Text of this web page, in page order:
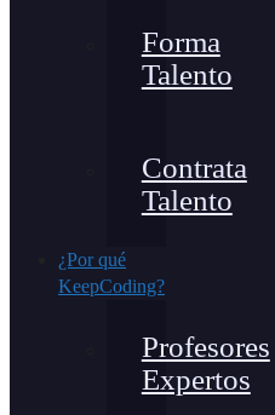
Forma
Talento
Contrata
Talento
¿Por qué
KeepCoding?
Profesores
Expertos